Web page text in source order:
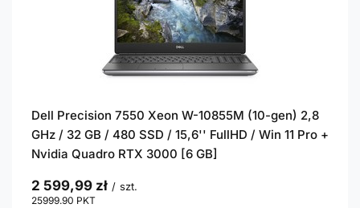
Dell Precision 7550 Xeon W-10855M (10-gen) 2,8
GHz / 32 GB / 480 SSD / 15,6'' FullHD / Win 11 Pro +
Nvidia Quadro RTX 3000 [6 GB]
2 599,99 zł / szt.
25999.90 PKT